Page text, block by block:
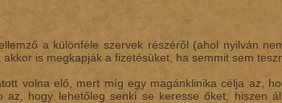
a különféle szervek részéről (ahol nyilván
is megkapják a fizetésüket, ha semmit sem
volna elő, mert míg egy magánklinika célja az,
az, hogy lehetőleg senki se keresse őket, hiszen